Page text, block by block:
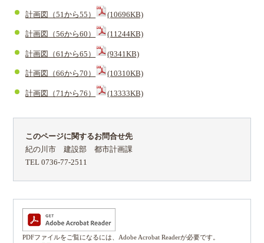
計画図（51から55） (10696KB)
計画図（56から60） (11244KB)
計画図（61から65） (9341KB)
計画図（66から70） (10310KB)
計画図（71から76） (13333KB)
このページに関するお問合せ先
紀の川市 建設部 都市計画課
TEL 0736-77-2511
PDFファイルをご覧になるには、Adobe Acrobat Readerが必要です。